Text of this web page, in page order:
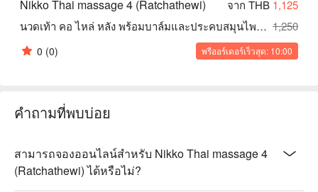
Nikko Thai massage 4 (Ratchathewi) จาก THB 1,125
นวดเท้า คอ ไหล่ หลัง พร้อมบาล์มและประคบสมุนไพร 120/150/180 นาที 1,250
0 (0) พรีออร์เดอร์เร็วสุด: 10:00
คำถามที่พบบ่อย
สามารถจองออนไลน์สำหรับ Nikko Thai massage 4
(Ratchathewi) ได้หรือไม่?